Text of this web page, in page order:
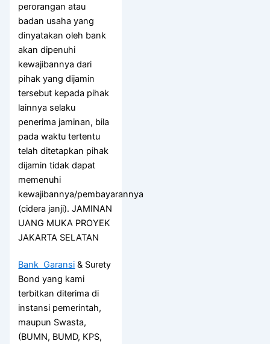
perorangan atau
badan usaha yang
dinyatakan oleh bank
akan dipenuhi
kewajibannya dari
pihak yang dijamin
tersebut kepada pihak
lainnya selaku
penerima jaminan, bila
pada waktu tertentu
telah ditetapkan pihak
dijamin tidak dapat
memenuhi
kewajibannya/pembayarannya
(cidera janji). JAMINAN
UANG MUKA PROYEK
JAKARTA SELATAN
Bank Garansi & Surety
Bond yang kami
terbitkan diterima di
instansi pemerintah,
maupun Swasta,
(BUMN, BUMD, KPS,